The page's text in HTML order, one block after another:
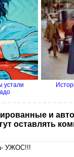
устали
и
оставлять
УЖОС!!!